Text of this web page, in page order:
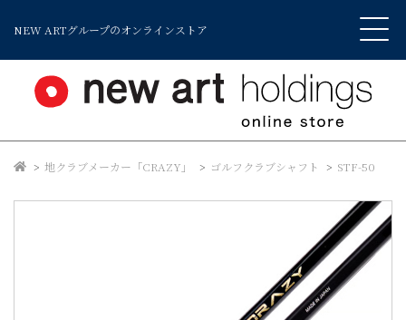
NEW ARTグループのオンラインストア
地クラブメーカー「CRAZY」 ゴルフクラブシャフト STF-50